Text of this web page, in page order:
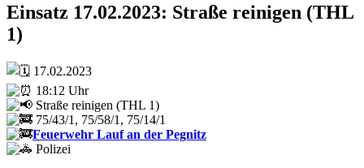
Einsatz 17.02.2023: Straße reinigen (THL
1)
17.02.2023
18:12 Uhr
Straße reinigen (THL 1)
75/43/1, 75/58/1, 75/14/1
Feuerwehr Lauf an der Pegnitz
Polizei